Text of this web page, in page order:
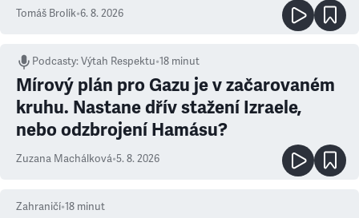
Tomáš Brolík•6. 8. 2026
Podcasty:Výtah Respektu•18 minut
Mírový plán pro Gazu je v začarovaném
kruhu. Nastane dřív stažení Izraele,
nebo odzbrojení Hamásu?
Zuzana Machálková•5. 8. 2026
Zahraničí•18 minut